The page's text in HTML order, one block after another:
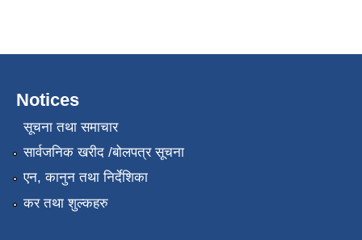
Notices
सूचना तथा समाचार
सार्वजनिक खरीद /बोलपत्र सूचना
एन, कानुन तथा निर्देशिका
कर तथा शुल्कहरु